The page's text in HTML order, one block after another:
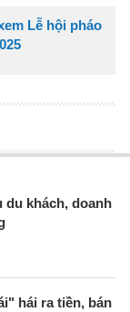
Lễ hội pháo
du khách, doanh
hái ra tiền, bán